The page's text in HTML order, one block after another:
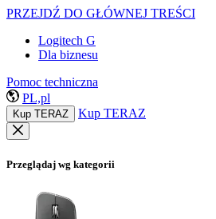
PRZEJDŹ DO GŁÓWNEJ TREŚCI
Logitech G
Dla biznesu
Pomoc techniczna
PL,pl
Kup TERAZ Kup TERAZ
Przeglądaj wg kategorii